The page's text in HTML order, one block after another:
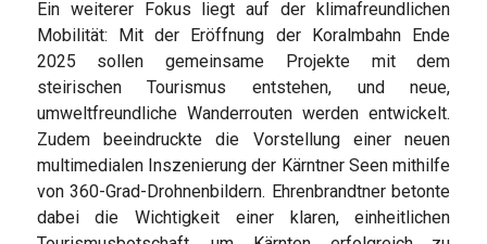
Ein weiterer Fokus liegt auf der klimafreundlichen
Mobilität: Mit der Eröffnung der Koralmbahn Ende
2025 sollen gemeinsame Projekte mit dem
steirischen Tourismus entstehen, und neue,
umweltfreundliche Wanderrouten werden entwickelt.
Zudem beeindruckte die Vorstellung einer neuen
multimedialen Inszenierung der Kärntner Seen mithilfe
von 360-Grad-Drohnenbildern. Ehrenbrandtner betonte
dabei die Wichtigkeit einer klaren, einheitlichen